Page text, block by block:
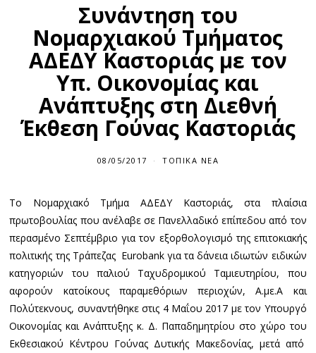
Συνάντηση του
Νομαρχιακού Τμήματος
ΑΔΕΔΥ Καστοριάς με τον
Υπ. Οικονομίας και
Ανάπτυξης στη Διεθνή
Έκθεση Γούνας Καστοριάς
08/05/2017 ΤΟΠΙΚΆ ΝΈΑ
Το Νομαρχιακό Τμήμα ΑΔΕΔΥ Καστοριάς, στα πλαίσια
πρωτοβουλίας που ανέλαβε σε Πανελλαδικό επίπεδου από τον
περασμένο Σεπτέμβριο για τον εξορθολογισμό της επιτοκιακής
πολιτικής της Τράπεζας Eurobank για τα δάνεια ιδιωτών ειδικών
κατηγοριών του παλιού Ταχυδρομικού Ταμιευτηρίου, που
αφορούν κατοίκους παραμεθόριων περιοχών, Α.με.Α και
Πολύτεκνους, συναντήθηκε στις 4 Μαΐου 2017 με τον Υπουργό
Οικονομίας και Ανάπτυξης κ. Δ. Παπαδημητρίου στο χώρο του
Εκθεσιακού Κέντρου Γούνας Δυτικής Μακεδονίας, μετά από